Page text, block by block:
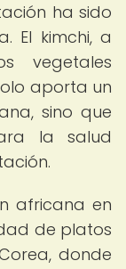
ha sido
El kimchi, a
vegetales
aporta un
sino que
la salud
africana en
de platos
donde